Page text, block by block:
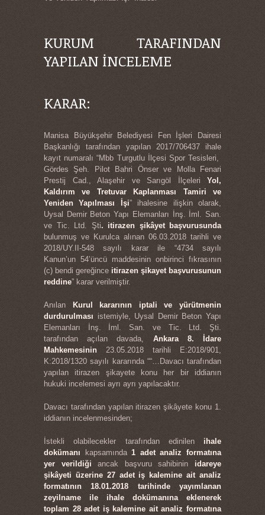
KURUM TARAFINDAN
YAPILAN İNCELEME
KARAR:
Manisa Büyükşehir Belediyesi Fen İşleri Dairesi
Başkanlığı tarafından yapılan 2017/706437 ihale
kayıt numaralı “Mbb Turgutlu İlçesi Spor Tesisleri,
Gördes Şeh. Pilot Bahri Önser ve Molla Fenari
Prestij Cad., Alaşehir ve Sarıgöl İlçeleri Yol,
Kaldırım ve Tretuvar Kaplanması Tamiri ve
Yeniden Yapılması İşi” ihalesine ilişkin olarak,
Uysal Demir Beton Yapı Elemanları İnş. İml. San.
ve Tic. Ltd. Şti. itirazen şikâyet başvurusunda
bulunmuş ve Kurulca alınan 06.03.2018 tarihli ve
2018/UY.II-548 sayılı karar ile “4734 sayılı
Kanun’un 54’üncü maddesinin onbirinci fıkrasının
(c) bendi gereğince itirazen şikayet başvurusunun
reddine” karar verilmiştir.
Anılan
Kurul kararının iptali ve yürütmenin
durdurulması istemiyle, Uysal Demir Beton Yapı
Elemanları İnş. İml. San. ve Tic. Ltd. Şti.
tarafından açılan davada, Ankara 8. İdare
Mahkemesinin 23.05.2018 tarihli E:2018/901,
K:2018/1320 sayılı kararında ““…Davacı tarafından
yapılan itirazen şikayete konu her bir iddianın
hukuki incelemesi ayrı ayrı yapılacaktır.
Davacı tarafından yapılan itirazen şikâyete konu 1.
iddianın incelenmesinden;
İstekli olabilecekler tarafından edinilen ihale
dokümanı kapsamında1 adet analiz formatına
yer verildiği ancak başvuru sahibinin idareye
şikâyeti üzerine 27 adet iş kalemine ait analiz
formatının 18.01.2018 tarihinde yayımlanan
zeyilname ile ihale dokümanına eklenerek
toplam 28 adet iş kalemine ait analiz formatına